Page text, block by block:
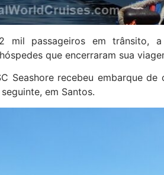
mil passageiros em trânsito,
que encerraram sua
Seashore recebeu embarque
em Santos.